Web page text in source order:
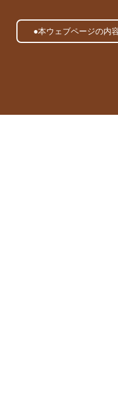
●本ウェブページの内